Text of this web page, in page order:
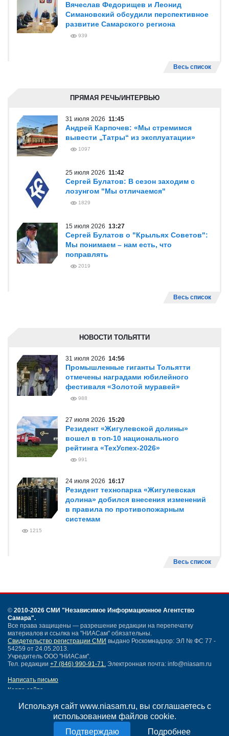
Используя сайт www.niasam.ru, вы соглашаетесь с
использованием файлов cookie.
Подробнее
Вячеслав Федорищев и Леонид
Симановский обсудили перспективное
развитие Самарского региона
939
Весь список
ПРЯМАЯ РЕЧЬ/ИНТЕРВЬЮ
31 июля 2026 11:45
Андрей Карпочев: «Мы стремимся
вывести „Татры“ из эксплуатации»
1097
25 июля 2026 11:42
Сергей Булатов: В сезон заходим с
лозунгом "Мы отличаемся"
1829
15 июля 2026 13:27
Сергей Булатов о "Крыльях Советов":
Мы понимаем – нам есть, что
поправлять
2019
Весь список
НОВОСТИ ТОЛЬЯТТИ
31 июля 2026 14:56
Промышленные гиганты Тольятти
отмечены наградами юбилейного
фестиваля «Золотой муравей»
988
27 июля 2026 15:20
Резидент «Жигулевской долины»
вошел в топ-10 национального
рейтинга «ТехУспех-2026»
991
24 июля 2026 16:17
Резидент технопарка «Жигулевская
долина» добился внесения изменений
в правила по противопожарным
системам
1215
Весь список
© 2010-2026 СМИ "Независимое Информационное Агентство
Самара".
Все права защищены — разрешение редакции на перепечатку
материалов и ссылка на "НИАСам" обязательны.
Свидетельство регистрации СМИ выдано Роскомнадзор: ЭЛ № ФС 77 -
54259 от 24.05.2013.
Учредитель ООО "НИАСам".
Тел. редакции +7 (846) 990-91-71. Электронная почта: info@niasam.ru
Написать письмо
Карта сайта
Политика конфиденциальности
Согласие на обработку персональных данных